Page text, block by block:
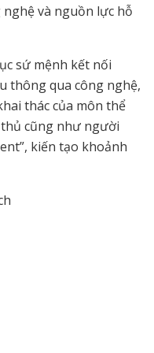
và nguồn lực hỗ
sứ mệnh kết nối
thông qua công nghệ,
thác của môn thể
cũng như người
kiến tạo khoảnh